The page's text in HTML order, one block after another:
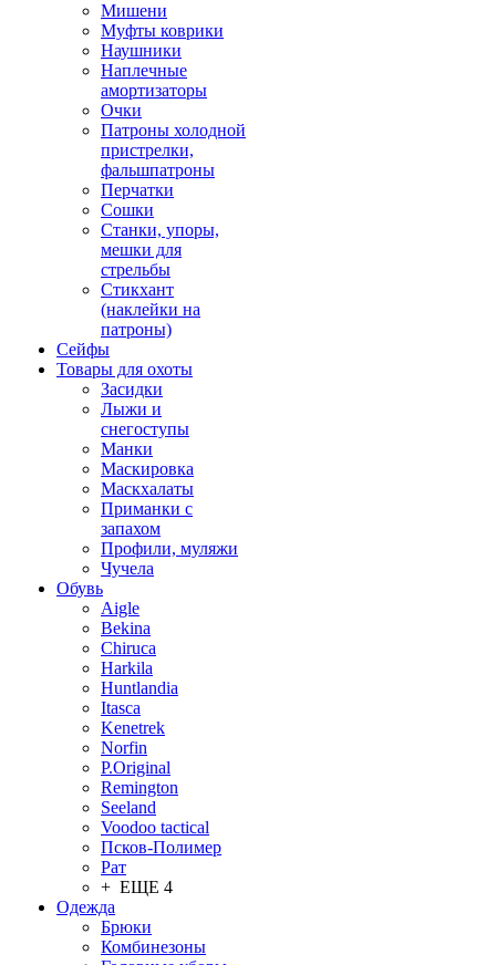
Мишени
Муфты коврики
Наушники
Наплечные
амортизаторы
Очки
Патроны холодной
пристрелки,
фальшпатроны
Перчатки
Сошки
Станки, упоры,
мешки для
стрельбы
Стикхант
(наклейки на
патроны)
Сейфы
Товары для охоты
Засидки
Лыжи и
снегоступы
Манки
Маскировка
Маскхалаты
Приманки с
запахом
Профили, муляжи
Чучела
Обувь
Aigle
Bekina
Chiruсa
Harkila
Huntlandia
Itasca
Kenetrek
Norfin
P.Original
Remington
Seeland
Voodoo tactical
Псков-Полимер
Рат
+ ЕЩЕ 4
Одежда
Брюки
Комбинезоны